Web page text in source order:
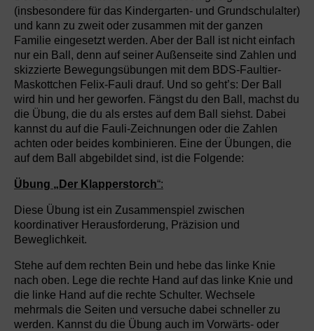
(insbesondere für das Kindergarten- und Grundschulalter)
und kann zu zweit oder zusammen mit der ganzen
Familie eingesetzt werden. Aber der Ball ist nicht einfach
nur ein Ball, denn auf seiner Außenseite sind Zahlen und
skizzierte Bewegungsübungen mit dem BDS-Faultier-
Maskottchen Felix-Fauli drauf. Und so geht’s: Der Ball
wird hin und her geworfen. Fängst du den Ball, machst du
die Übung, die du als erstes auf dem Ball siehst. Dabei
kannst du auf die Fauli-Zeichnungen oder die Zahlen
achten oder beides kombinieren. Eine der Übungen, die
auf dem Ball abgebildet sind, ist die Folgende:
Übung „Der Klapperstorch“:
Diese Übung ist ein Zusammenspiel zwischen
koordinativer Herausforderung, Präzision und
Beweglichkeit.
Stehe auf dem rechten Bein und hebe das linke Knie
nach oben. Lege die rechte Hand auf das linke Knie und
die linke Hand auf die rechte Schulter. Wechsele
mehrmals die Seiten und versuche dabei schneller zu
werden. Kannst du die Übung auch im Vorwärts- oder